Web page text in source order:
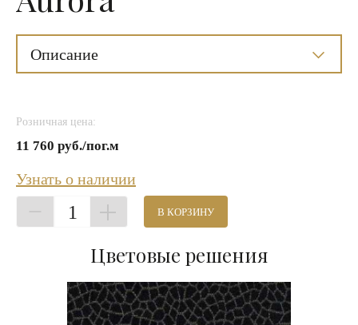
Описание
Розничная цена:
11 760 руб./пог.м
Узнать о наличии
1 В КОРЗИНУ
Цветовые решения